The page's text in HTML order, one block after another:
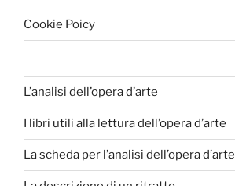
Cookie Poicy
L’analisi dell’opera d’arte
I libri utili alla lettura dell’opera d’arte
La scheda per l’analisi dell’opera d’arte